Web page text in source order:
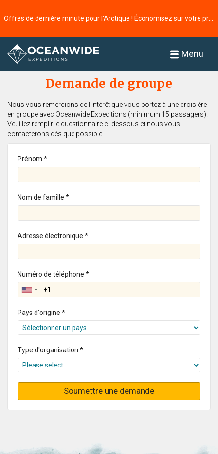
Menu
Accueil
Demande de groupe
Nous vous remercions de l'intérêt que vous portez à une croisière
en groupe avec Oceanwide Expeditions (minimum 15 passagers).
Veuillez remplir le questionnaire ci-dessous et nous vous
contacterons dès que possible.
Prénom *
Nom de famille *
Adresse électronique *
Numéro de téléphone *
Pays d'origine *
Type d'organisation *
Soumettre une demande